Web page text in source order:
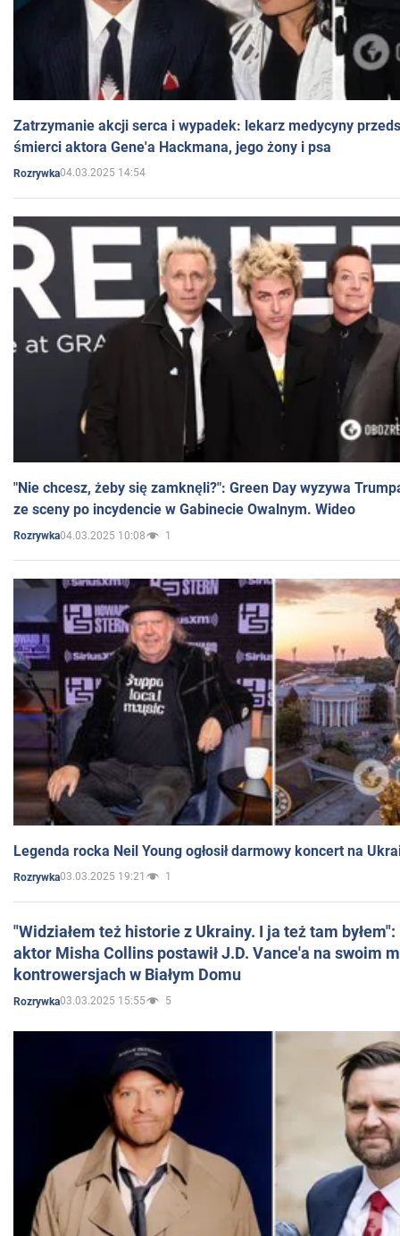
Zatrzymanie akcji serca i wypadek: lekarz medycyny
śmierci aktora Gene'a Hackmana, jego żony i psa
Rozrywka04.03.2025 14:54
"Nie chcesz, żeby się zamknęli?": Green Day wyzywa
ze sceny po incydencie w Gabinecie Owalnym. Wideo
Rozrywka04.03.2025 10:08 1
Legenda rocka Neil Young ogłosił darmowy koncert na
Rozrywka03.03.2025 19:21 1
"Widziałem też historie z Ukrainy. I ja też tam
aktor Misha Collins postawił J.D. Vance'a na swoim
kontrowersjach w Białym Domu
Rozrywka03.03.2025 15:55 5